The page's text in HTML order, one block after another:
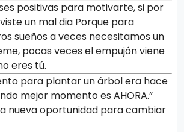
positivas para motivarte, si por
un mal dia Porque para
sueños a veces necesitamos un
pocas veces el empujón viene
eres tú.
para plantar un árbol era hace
mejor momento es AHORA.”
nueva oportunidad para cambiar